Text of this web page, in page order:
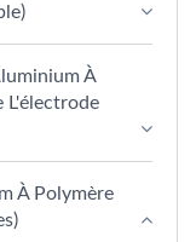
À
L'électrode
À Polymère